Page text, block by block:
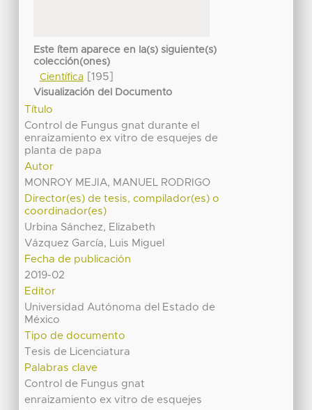
Este ítem aparece en la(s) siguiente(s)
colección(ones)
Científica[195]
Visualización del Documento
Título
Control de Fungus gnat durante el
enraizamiento ex vitro de esquejes de
planta de papa
Autor
MONROY MEJIA, MANUEL RODRIGO
Director(es) de tesis, compilador(es) o
coordinador(es)
Urbina Sánchez, Elizabeth
Vázquez García, Luis Miguel
Fecha de publicación
2019-02
Editor
Universidad Autónoma del Estado de
México
Tipo de documento
Tesis de Licenciatura
Palabras clave
Control de Fungus gnat
enraizamiento ex vitro de esquejes